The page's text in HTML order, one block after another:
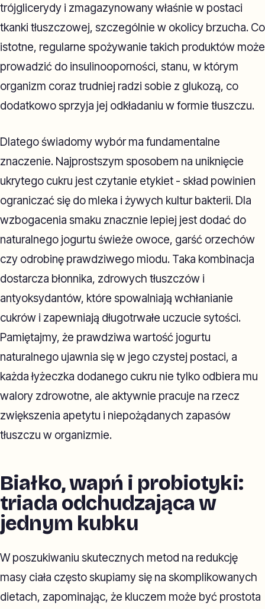
trójglicerydy i zmagazynowany właśnie w postaci
tkanki tłuszczowej, szczególnie w okolicy brzucha. Co
istotne, regularne spożywanie takich produktów może
prowadzić do insulinooporności, stanu, w którym
organizm coraz trudniej radzi sobie z glukozą, co
dodatkowo sprzyja jej odkładaniu w formie tłuszczu.
Dlatego świadomy wybór ma fundamentalne
znaczenie. Najprostszym sposobem na uniknięcie
ukrytego cukru jest czytanie etykiet - skład powinien
ograniczać się do mleka i żywych kultur bakterii. Dla
wzbogacenia smaku znacznie lepiej jest dodać do
naturalnego jogurtu świeże owoce, garść orzechów
czy odrobinę prawdziwego miodu. Taka kombinacja
dostarcza błonnika, zdrowych tłuszczów i
antyoksydantów, które spowalniają wchłanianie
cukrów i zapewniają długotrwałe uczucie sytości.
Pamiętajmy, że prawdziwa wartość jogurtu
naturalnego ujawnia się w jego czystej postaci, a
każda łyżeczka dodanego cukru nie tylko odbiera mu
walory zdrowotne, ale aktywnie pracuje na rzecz
zwiększenia apetytu i niepożądanych zapasów
tłuszczu w organizmie.
Białko, wapń i probiotyki:
triada odchudzająca w
jednym kubku
W poszukiwaniu skutecznych metod na redukcję
masy ciała często skupiamy się na skomplikowanych
dietach, zapominając, że kluczem może być prostota